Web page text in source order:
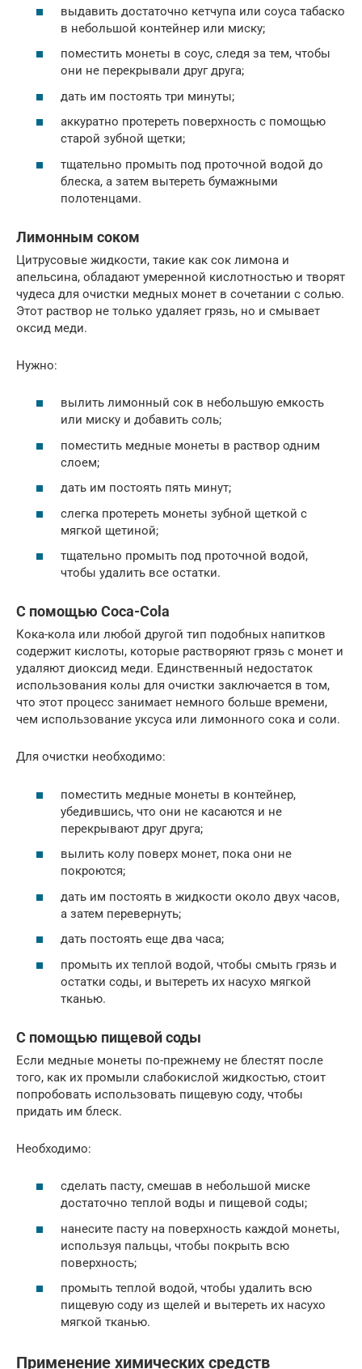
выдавить достаточно кетчупа или соуса табаско
в небольшой контейнер или миску;
поместить монеты в соус, следя за тем, чтобы
они не перекрывали друг друга;
дать им постоять три минуты;
аккуратно протереть поверхность с помощью
старой зубной щетки;
тщательно промыть под проточной водой до
блеска, а затем вытереть бумажными
полотенцами.
Лимонным соком
Цитрусовые жидкости, такие как сок лимона и
апельсина, обладают умеренной кислотностью и творят
чудеса для очистки медных монет в сочетании с солью.
Этот раствор не только удаляет грязь, но и смывает
оксид меди.
Нужно:
вылить лимонный сок в небольшую емкость
или миску и добавить соль;
поместить медные монеты в раствор одним
слоем;
дать им постоять пять минут;
слегка протереть монеты зубной щеткой с
мягкой щетиной;
тщательно промыть под проточной водой,
чтобы удалить все остатки.
С помощью Coca-Cola
Кока-кола или любой другой тип подобных напитков
содержит кислоты, которые растворяют грязь с монет и
удаляют диоксид меди. Единственный недостаток
использования колы для очистки заключается в том,
что этот процесс занимает немного больше времени,
чем использование уксуса или лимонного сока и соли.
Для очистки необходимо:
поместить медные монеты в контейнер,
убедившись, что они не касаются и не
перекрывают друг друга;
вылить колу поверх монет, пока они не
покроются;
дать им постоять в жидкости около двух часов,
а затем перевернуть;
дать постоять еще два часа;
промыть их теплой водой, чтобы смыть грязь и
остатки соды, и вытереть их насухо мягкой
тканью.
С помощью пищевой соды
Если медные монеты по-прежнему не блестят после
того, как их промыли слабокислой жидкостью, стоит
попробовать использовать пищевую соду, чтобы
придать им блеск.
Необходимо:
сделать пасту, смешав в небольшой миске
достаточно теплой воды и пищевой соды;
нанесите пасту на поверхность каждой монеты,
используя пальцы, чтобы покрыть всю
поверхность;
промыть теплой водой, чтобы удалить всю
пищевую соду из щелей и вытереть их насухо
мягкой тканью.
Применение химических средств